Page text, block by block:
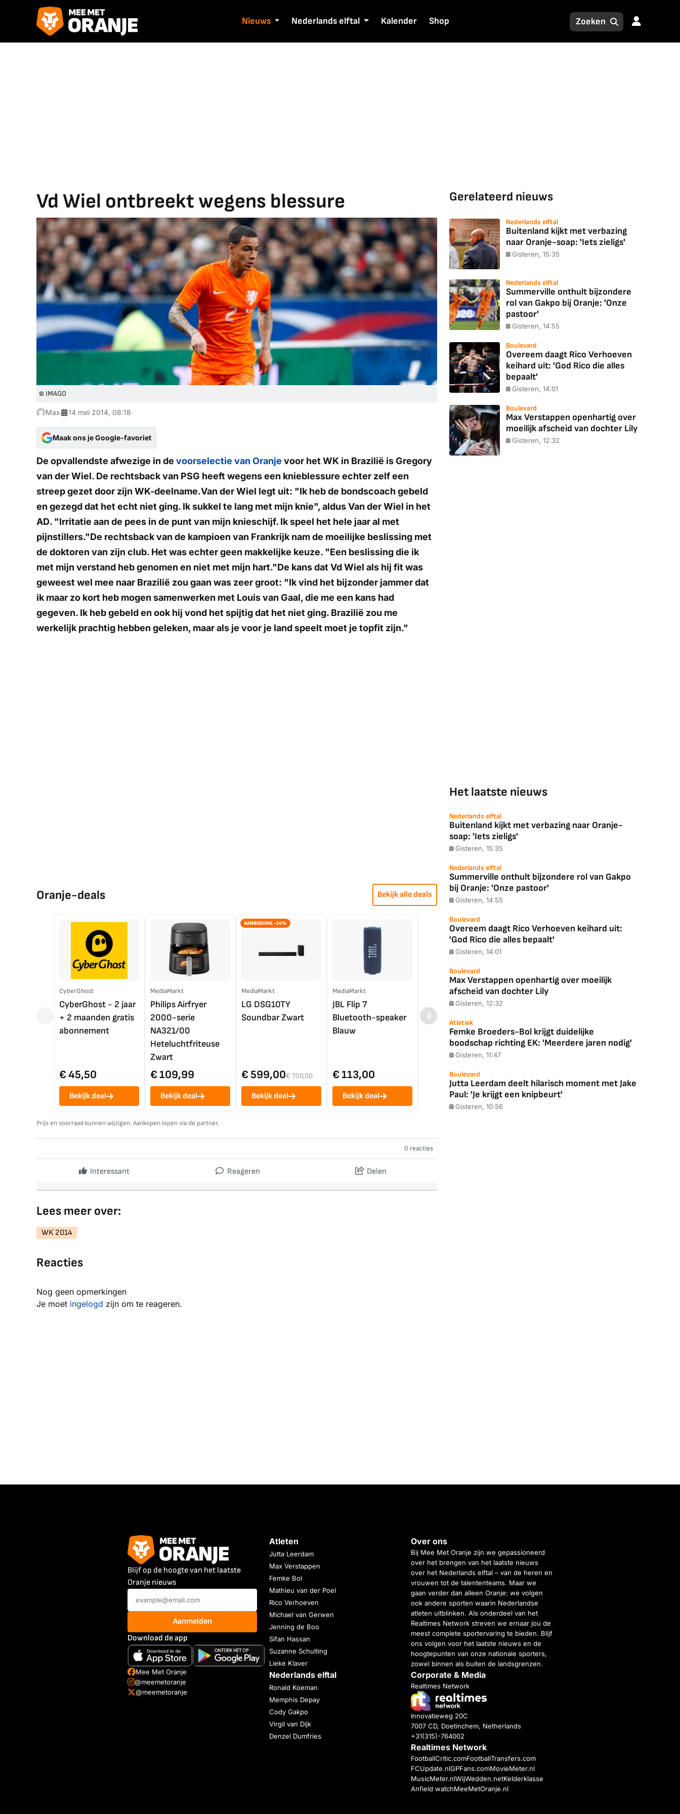
Nieuws Nederlands elftal Kalender Shop
Vd Wiel ontbreekt wegens blessure
© IMAGO
Max 14 mei 2014, 08:18
Maak ons je Google-favoriet
De opvallendste afwezige in de voorselectie van Oranje voor het WK in Brazilië is Gregory
van der Wiel. De rechtsback van PSG heeft wegens een knieblessure echter zelf een
streep gezet door zijn WK-deelname.Van der Wiel legt uit: "Ik heb de bondscoach gebeld
en gezegd dat het echt niet ging. Ik sukkel te lang met mijn knie", aldus Van der Wiel in het
AD. "Irritatie aan de pees in de punt van mijn knieschijf. Ik speel het hele jaar al met
pijnstillers."De rechtsback van de kampioen van Frankrijk nam de moeilijke beslissing met
de doktoren van zijn club. Het was echter geen makkelijke keuze. "Een beslissing die ik
met mijn verstand heb genomen en niet met mijn hart."De kans dat Vd Wiel als hij fit was
geweest wel mee naar Brazilië zou gaan was zeer groot: "Ik vind het bijzonder jammer dat
ik maar zo kort heb mogen samenwerken met Louis van Gaal, die me een kans had
gegeven. Ik heb gebeld en ook hij vond het spijtig dat het niet ging. Brazilië zou me
werkelijk prachtig hebben geleken, maar als je voor je land speelt moet je topfit zijn."
Oranje-deals Bekijk alle deals
CyberGhost
CyberGhost - 2 jaar
+ 2 maanden gratis
abonnement
€ 45,50
Bekijk deal
MediaMarkt
Philips Airfryer
2000-serie
NA321/00
Heteluchtfriteuse
Zwart
€ 109,99
Bekijk deal
AANBIEDING -14%
MediaMarkt
LG DSG10TY
Soundbar Zwart
€ 599,00€ 700,00
Bekijk deal
MediaMarkt
JBL Flip 7
Bluetooth-speaker
Blauw
€ 113,00
Bekijk deal
LG OLED55C56LB
4K TV (2025)
€ 1.088,00
Bekijk deal
Coolblue
Bekijk deal
Prijs en voorraad kunnen wijzigen. Aankopen lopen via de partner.
0 reacties
Interessant Reageren Delen
Lees meer over:
WK 2014
Reacties
Nog geen opmerkingen
Je moet ingelogd zijn om te reageren.
Gerelateerd nieuws
Nederlands elftal
Buitenland kijkt met verbazing
naar Oranje-soap: 'Iets zieligs'
Gisteren, 15:35
Nederlands elftal
Summerville onthult bijzondere
rol van Gakpo bij Oranje: 'Onze
pastoor'
Gisteren, 14:55
Boulevard
Overeem daagt Rico Verhoeven
keihard uit: 'God Rico die alles
bepaalt'
Gisteren, 14:01
Boulevard
Max Verstappen openhartig over
moeilijk afscheid van dochter Lily
Gisteren, 12:32
Het laatste nieuws
Nederlands elftal
Buitenland kijkt met verbazing naar Oranje-
soap: 'Iets zieligs'
Gisteren, 15:35
Nederlands elftal
Summerville onthult bijzondere rol van Gakpo
bij Oranje: 'Onze pastoor'
Gisteren, 14:55
Boulevard
Overeem daagt Rico Verhoeven keihard uit:
'God Rico die alles bepaalt'
Gisteren, 14:01
Boulevard
Max Verstappen openhartig over moeilijk
afscheid van dochter Lily
Gisteren, 12:32
Atletiek
Femke Broeders-Bol krijgt duidelijke
boodschap richting EK: 'Meerdere jaren nodig'
Gisteren, 11:47
Boulevard
Jutta Leerdam deelt hilarisch moment met Jake
Paul: 'Je krijgt een knipbeurt'
Gisteren, 10:56
Blijf op de hoogte van het laatste
Oranje nieuws
Aanmelden
Download de app
Mee Met Oranje
@meemetoranje
@meemetoranje
Atleten
Jutta Leerdam
Max Verstappen
Femke Bol
Mathieu van der Poel
Rico Verhoeven
Michael van Gerwen
Jenning de Boo
Sifan Hassan
Suzanne Schulting
Lieke Klaver
Nederlands elftal
Ronald Koeman
Memphis Depay
Cody Gakpo
Virgil van Dijk
Denzel Dumfries
Over ons
Bij Mee Met Oranje zijn we gepassioneerd
over het brengen van het laatste nieuws
over het Nederlands elftal – van de heren en
vrouwen tot de talententeams. Maar we
gaan verder dan alleen Oranje: we volgen
ook andere sporten waarin Nederlandse
atleten uitblinken. Als onderdeel van het
Realtimes Network streven we ernaar jou de
meest complete sportervaring te bieden. Blijf
ons volgen voor het laatste nieuws en de
hoogtepunten van onze nationale sporters,
zowel binnen als buiten de landsgrenzen.
Corporate & Media
Realtimes Network
Innovatieweg 20C
7007 CD, Doetinchem, Netherlands
+31(315)-764002
Realtimes Network
FootballCritic.comFootballTransfers.com
FCUpdate.nlGPFans.comMovieMeter.nl
MusicMeter.nlWijWedden.netKelderklasse
Anfield watchMeeMetOranje.nl